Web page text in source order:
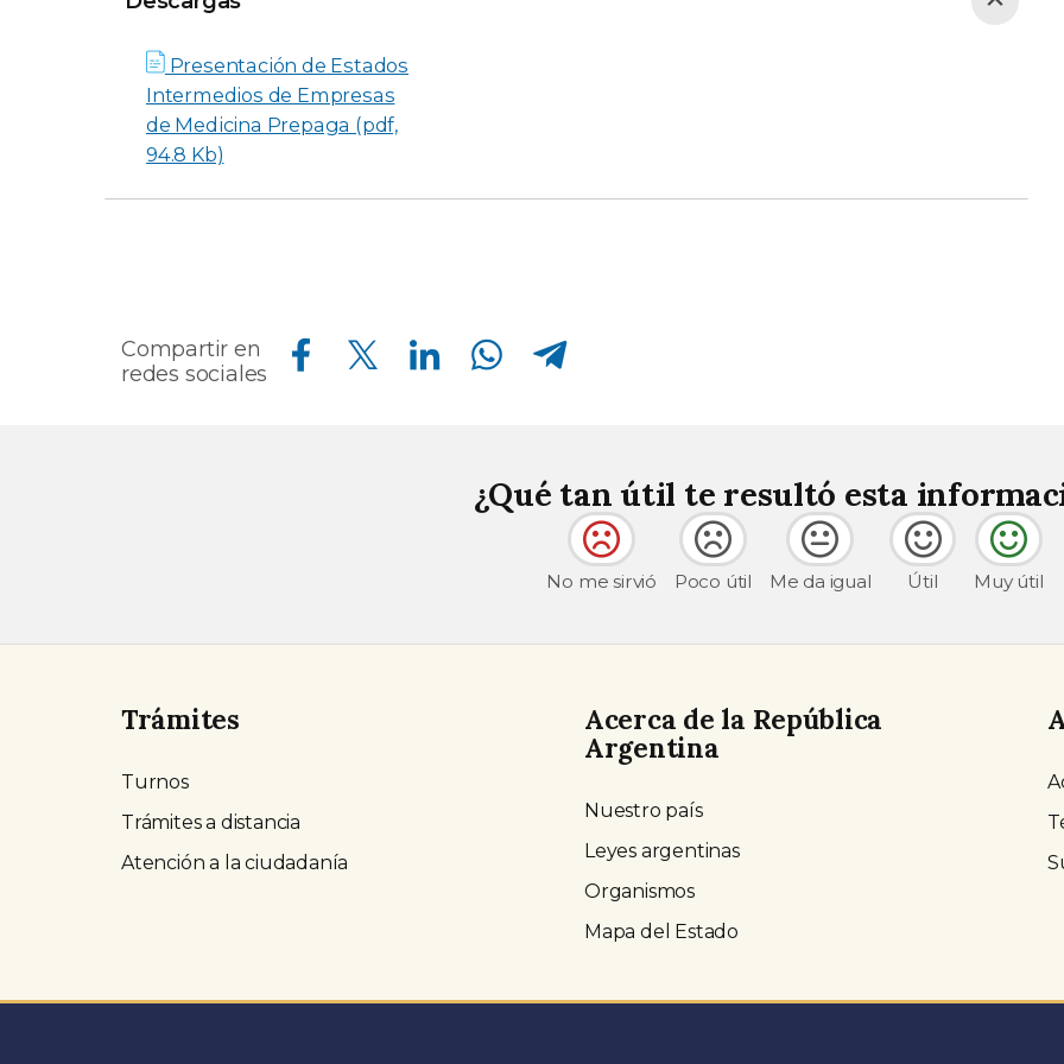
Presentación de Estados
Intermedios de Empresas
de Medicina Prepaga (pdf,
94.8 Kb)
Compartir en
redes sociales
Compartir en Facebook Compartir en Twitter Compartir en Linkedin Compartir en Whatsapp Compartir en Telegram
¿Qué tan útil te resultó esta
No me sirvió Poco útil Me da igual Útil Muy útil
Trámites
Turnos
Trámites a distancia
Atención a la ciudadanía
Acerca de la República
Argentina
Nuestro país
Leyes argentinas
Organismos
Mapa del Estado